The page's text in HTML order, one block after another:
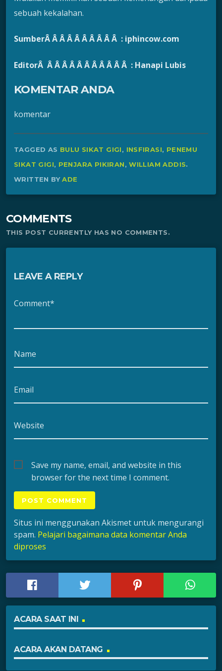
sebuah kekalahan.
SumberÂ Â Â Â Â Â Â Â Â Â : iphincow.com
EditorÂ Â Â Â Â Â Â Â Â Â Â Â : Hanapi Lubis
KOMENTAR ANDA
komentar
TAGGED AS BULU SIKAT GIGI, INSFIRASI, PENEMU
SIKAT GIGI, PENJARA PIKIRAN,WILLIAM ADDIS.
WRITTEN BYADE
COMMENTS
THIS POST CURRENTLY HAS NO COMMENTS.
LEAVE A REPLY
Comment*
Name
Email
Website
Save my name, email, and website in this
browser for the next time I comment.
Situs ini menggunakan Akismet untuk mengurangi
spam. Pelajari bagaimana data komentar Anda
diproses
ACARA SAAT INI
ACARA AKAN DATANG